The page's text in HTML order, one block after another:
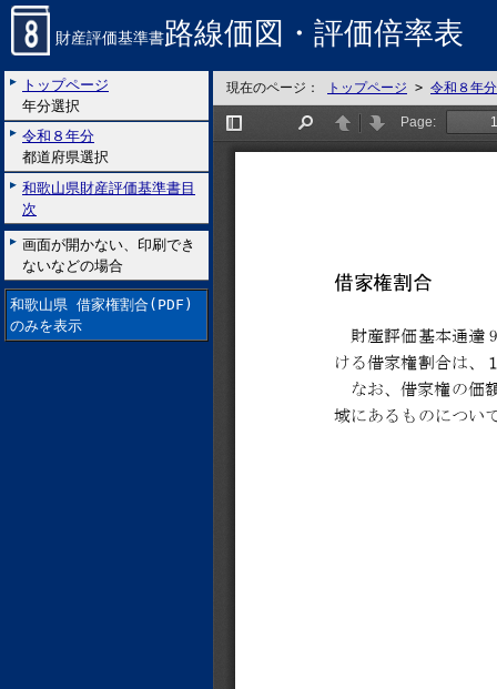
財産評価基準書路線価図・評価倍率表
トップページ
年分選択
令和８年分
都道府県選択
和歌山県財産評価基準書目
次
画面が開かない、印刷でき
ないなどの場合
和歌山県 借家権割合(PDF)
のみを表示
現在のページ： トップページ > 令和８年分